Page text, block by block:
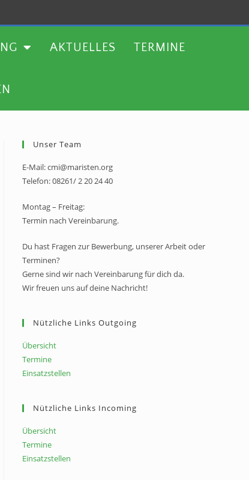
AKTUELLES TERMINE
WEITERE AKTIONEN
Unser Team
E-Mail: cmi@maristen.org
Telefon: 08261/ 2 20 24 40
Montag – Freitag:
Termin nach Vereinbarung.
Du hast Fragen zur Bewerbung, unserer Arbeit oder
Terminen?
Gerne sind wir nach Vereinbarung für dich da.
Wir freuen uns auf deine Nachricht!
Nützliche Links Outgoing
Übersicht
Termine
Einsatzstellen
Nützliche Links Incoming
Übersicht
Termine
Einsatzstellen